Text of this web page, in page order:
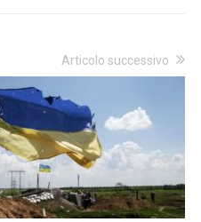
Articolo successivo